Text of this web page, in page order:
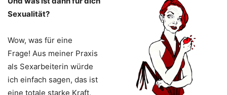
Sexualität?
Wow, was für eine
Frage! Aus meiner Praxis
als Sexarbeiterin würde
ich einfach sagen, das ist
eine totale starke Kraft,